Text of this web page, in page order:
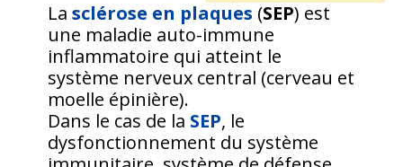
La sclérose en plaques (SEP) est
une maladie auto-immune
inflammatoire qui atteint le
système nerveux central (cerveau et
moelle épinière).
Dans le cas de la SEP, le
dysfonctionnement du système